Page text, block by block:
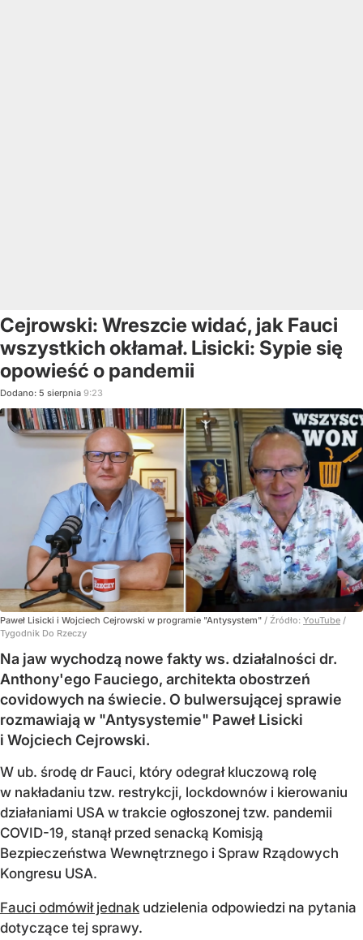
Cejrowski: Wreszcie widać, jak Fauci
wszystkich okłamał. Lisicki: Sypie się
opowieść o pandemii
Dodano: 5 sierpnia 9:23
Paweł Lisicki i Wojciech Cejrowski w programie "Antysystem" / Źródło: YouTube /
Tygodnik Do Rzeczy
Na jaw wychodzą nowe fakty ws. działalności dr.
Anthony'ego Fauciego, architekta obostrzeń
covidowych na świecie. O bulwersującej sprawie
rozmawiają w "Antysystemie" Paweł Lisicki
i Wojciech Cejrowski.
W ub. środę dr Fauci, który odegrał kluczową rolę
w nakładaniu tzw. restrykcji, lockdownów i kierowaniu
działaniami USA w trakcie ogłoszonej tzw. pandemii
COVID-19, stanął przed senacką Komisją
Bezpieczeństwa Wewnętrznego i Spraw Rządowych
Kongresu USA.
Fauci odmówił jednak udzielenia odpowiedzi na pytania
dotyczące tej sprawy.